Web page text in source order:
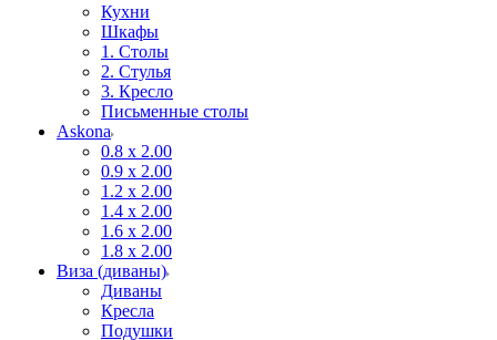
Кухни
Шкафы
1. Столы
2. Стулья
3. Кресло
Письменные столы
Askona
0.8 х 2.00
0.9 х 2.00
1.2 х 2.00
1.4 х 2.00
1.6 х 2.00
1.8 х 2.00
Виза (диваны)
Диваны
Кресла
Подушки